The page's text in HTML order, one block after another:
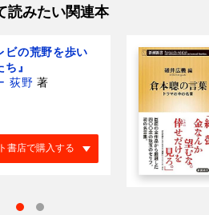
読みたい関連本
ビの荒野を歩い
』
荻野 著
書店で購入する